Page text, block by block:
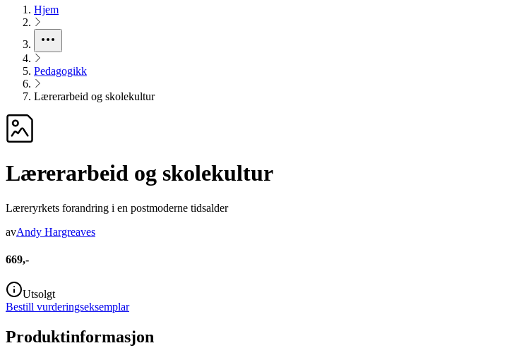
Hjem
Pedagogikk
Lærerarbeid og skolekultur
Lærerarbeid og skolekultur
Læreryrkets forandring i en postmoderne tidsalder
avAndy Hargreaves
669,-
Utsolgt
Bestill vurderingseksemplar
Produktinformasjon